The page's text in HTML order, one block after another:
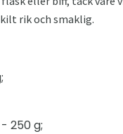
rik och smaklig.
250 g;